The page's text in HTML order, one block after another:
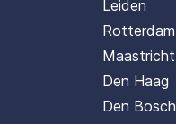
Leiden
Rotterdam
Maastricht
Den Haag
Den Bosch